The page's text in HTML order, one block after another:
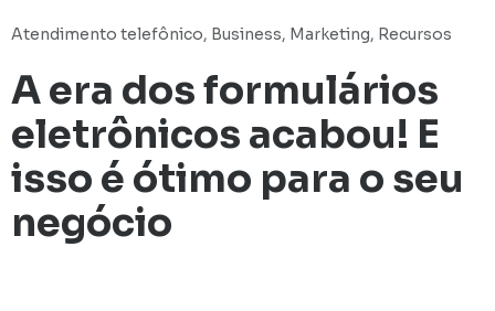
Atendimento telefônico, Business, Marketing, Recursos
A era dos formulários
eletrônicos acabou! E
isso é ótimo para o seu
negócio